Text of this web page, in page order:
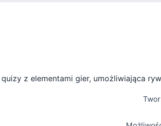
z elementami gier, umożliwiająca